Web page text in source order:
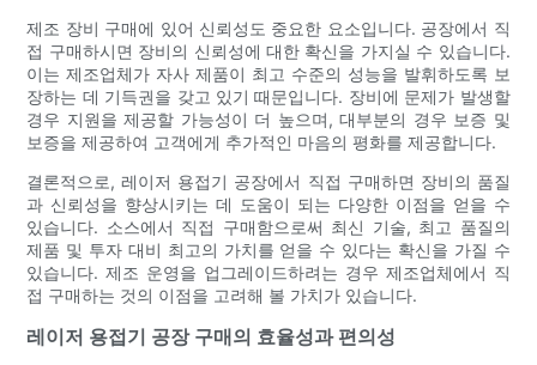
제조 장비 구매에 있어 신뢰성도 중요한 요소입니다. 공장에서 직
접 구매하시면 장비의 신뢰성에 대한 확신을 가지실 수 있습니다.
이는 제조업체가 자사 제품이 최고 수준의 성능을 발휘하도록 보
장하는 데 기득권을 갖고 있기 때문입니다. 장비에 문제가 발생할
경우 지원을 제공할 가능성이 더 높으며, 대부분의 경우 보증 및
보증을 제공하여 고객에게 추가적인 마음의 평화를 제공합니다.
결론적으로, 레이저 용접기 공장에서 직접 구매하면 장비의 품질
과 신뢰성을 향상시키는 데 도움이 되는 다양한 이점을 얻을 수
있습니다. 소스에서 직접 구매함으로써 최신 기술, 최고 품질의
제품 및 투자 대비 최고의 가치를 얻을 수 있다는 확신을 가질 수
있습니다. 제조 운영을 업그레이드하려는 경우 제조업체에서 직
접 구매하는 것의 이점을 고려해 볼 가치가 있습니다.
레이저 용접기 공장 구매의 효율성과 편의성